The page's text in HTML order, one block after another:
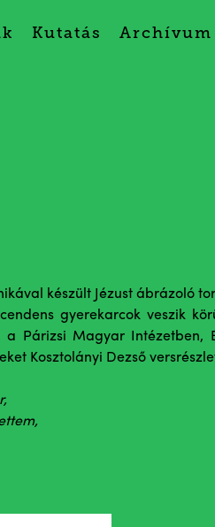
Kutatás Archívum
készült Jézust ábrázoló
gyerekarcok veszik
Párizsi Magyar Intézetben,
Kosztolányi Dezső